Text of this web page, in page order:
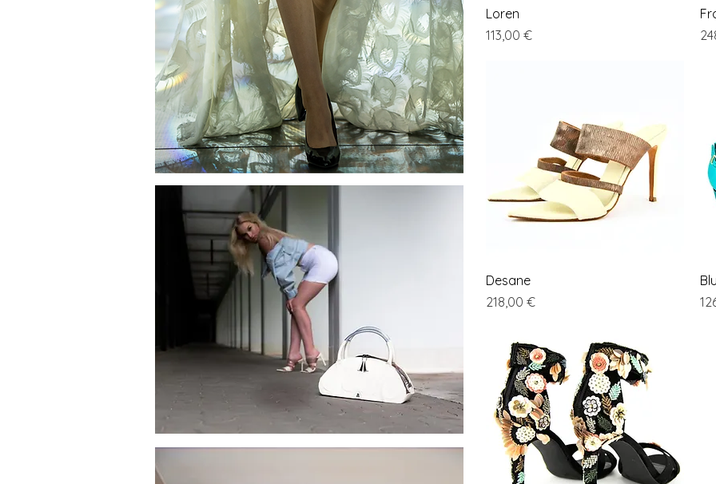
Loren
Prezzo
113,00 €
Desane
Prezzo
218,00 €